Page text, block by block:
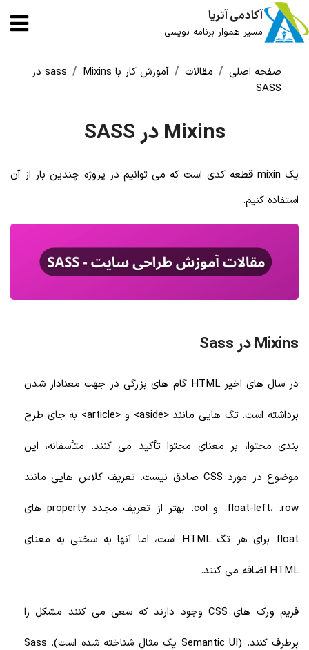
آکادمی آتریا
مسیر هموار برنامه نویسی
صفحه اصلی مقالات آموزش کار با sass
Mixins در
SASS
Mixins در SASS
یک mixin قطعه کدی است که می توانیم در پروژه چندین بار از آن
استفاده کنیم.
Mixins در Sass
در سال های اخیر HTML گام های بزرگی در جهت معنادار شدن
برداشته است. تگ هایی مانند <aside> و <article> به جای طرح
بندی محتوا، بر معنای محتوا تأکید می کنند. متأسفانه، این
موضوع در مورد CSS صادق نیست. تعریف کلاس هایی مانند
float-left، .row. و col. بهتر از تعریف مجدد property های
float برای هر تگ HTML است، اما آنها به سختی به معنای
HTML اضافه می کنند.
فریم ورک های CSS وجود دارند که سعی می کنند مشکل را
برطرف کنند. (Semantic UI یک مثال شناخته شده است). Sass